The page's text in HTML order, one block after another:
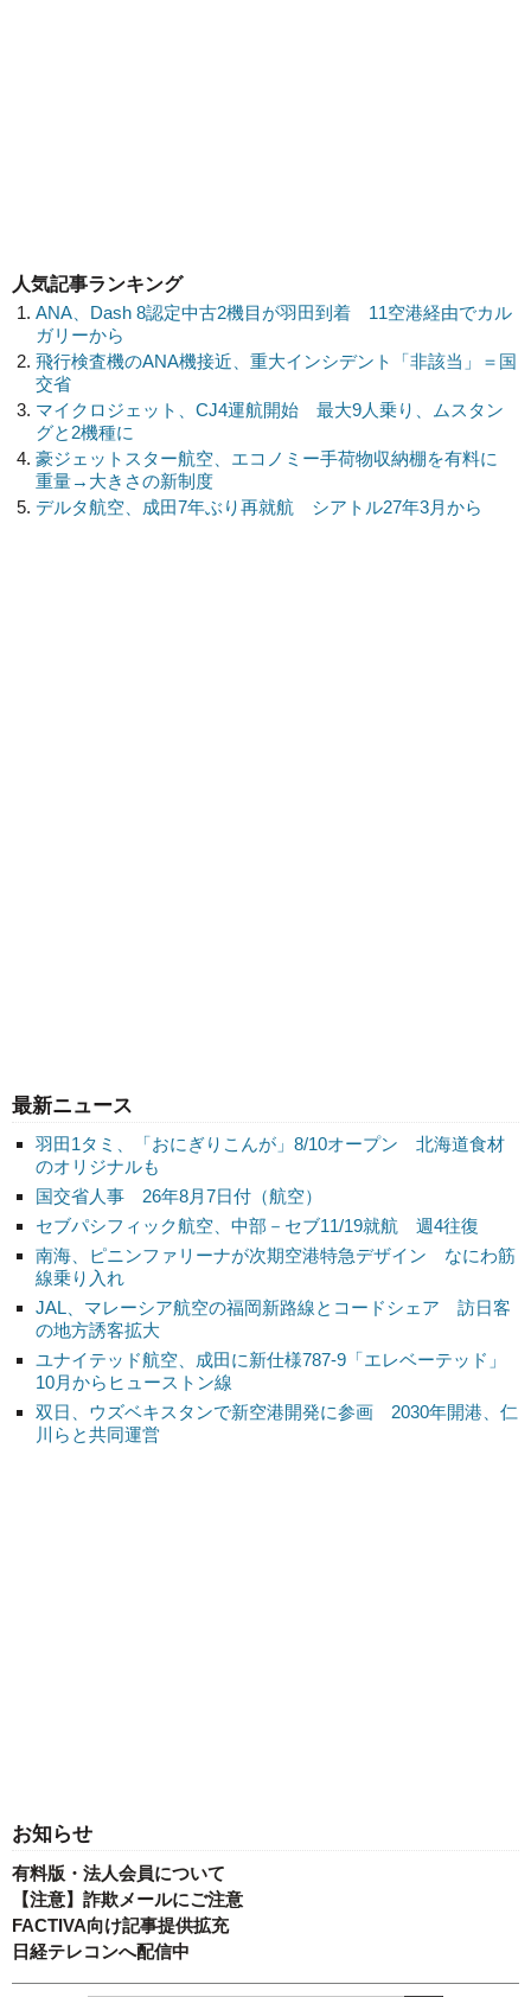
最新ニュース
羽田1タミ、「おにぎりこんが」8/10オープン 北海道食材
のオリジナルも
国交省人事 26年8月7日付（航空）
セブパシフィック航空、中部－セブ11/19就航 週4往復
南海、ピニンファリーナが次期空港特急デザイン なにわ筋
線乗り入れ
JAL、マレーシア航空の福岡新路線とコードシェア 訪日客
の地方誘客拡大
ユナイテッド航空、成田に新仕様787-9「エレベーテッド」
10月からヒューストン線
双日、ウズベキスタンで新空港開発に参画 2030年開港、仁
川らと共同運営
お知らせ
有料版・法人会員について
【注意】詐欺メールにご注意
FACTIVA向け記事提供拡充
日経テレコンへ配信中
人気記事ランキング
ANA、Dash 8認定中古2機目が羽田到着 11空港経由でカル
ガリーから
飛行検査機のANA機接近、重大インシデント「非該当」＝国
交省
マイクロジェット、CJ4運航開始 最大9人乗り、ムスタン
グと2機種に
豪ジェットスター航空、エコノミー手荷物収納棚を有料に
重量→大きさの新制度
デルタ航空、成田7年ぶり再就航 シアトル27年3月から